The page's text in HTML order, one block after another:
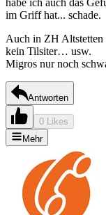
im Griff hat... schade.
Auch in ZH
kein Tilsiter… usw.
Migros nur noch
Antworten
0 Likes
Mehr